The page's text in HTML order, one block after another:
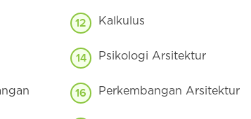
12 Kalkulus
14 Psikologi Arsitektur
16 Perkembangan Arsitektur